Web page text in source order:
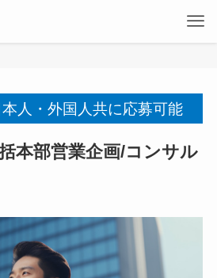
人・外国人共に応募可能
本部営業企画/コンサル